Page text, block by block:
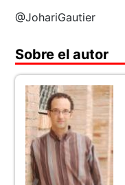
@JohariGautier
Sobre el autor